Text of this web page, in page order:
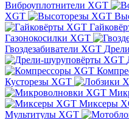
Виброуплотнители XGT
XGT
Газонокосилки XGT
Гвоздезабиватели XGT
Кусторезы XGT
Миксеры
Мультитулы XGT